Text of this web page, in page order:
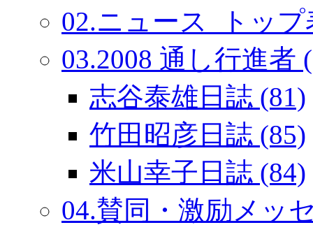
02.ニュース_トップ
03.2008 通し行進者
志谷泰雄日誌 (81)
竹田昭彦日誌 (85)
米山幸子日誌 (84)
04.賛同・激励メッ